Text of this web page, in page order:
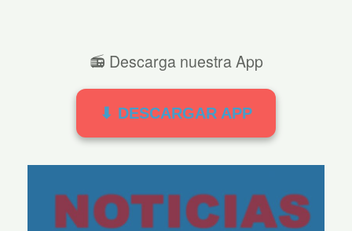
📻 Descarga nuestra App
⬇ DESCARGAR APP